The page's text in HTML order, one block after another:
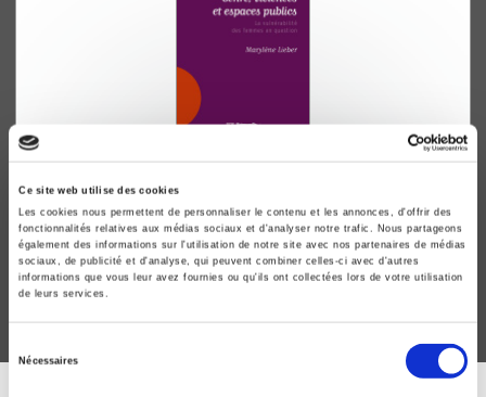
Ce site web utilise des cookies
Les cookies nous permettent de personnaliser le contenu et les annonces, d'offrir des
fonctionnalités relatives aux médias sociaux et d'analyser notre trafic. Nous partageons
également des informations sur l'utilisation de notre site avec nos partenaires de médias
sociaux, de publicité et d'analyse, qui peuvent combiner celles-ci avec d'autres
informations que vous leur avez fournies ou qu'ils ont collectées lors de votre utilisation
de leurs services.
Nécessaires
La vulnérabilité des femmes en question
Marylène Lieber